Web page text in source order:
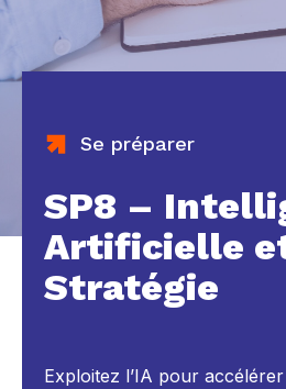
Se préparer
SP8 –
Artificielle
Stratégie
Exploitez l’IA pour